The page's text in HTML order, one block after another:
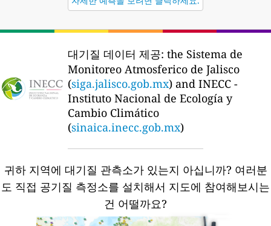
대기질 데이터 제공: the Sistema de
Monitoreo Atmosferico de Jalisco
(siga.jalisco.gob.mx) and INECC -
Instituto Nacional de Ecología y
Cambio Climático
(sinaica.inecc.gob.mx)
귀하 지역에 대기질 관측소가 있는지 아십니까? 여러분
도 직접 공기질 측정소를 설치해서 지도에 참여해보시는
건 어떨까요?